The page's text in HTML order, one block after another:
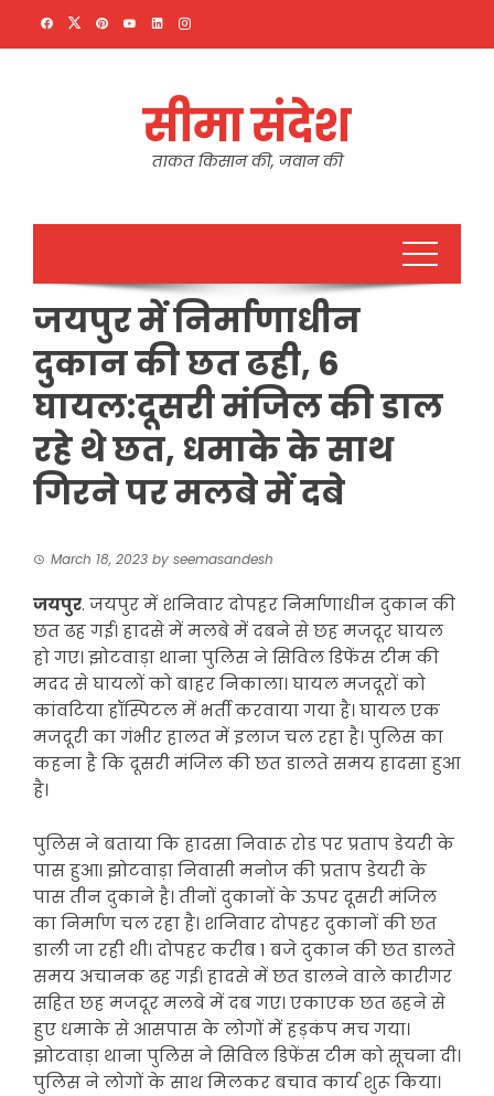
सीमा संदेश
ताकत किसान की, जवान की
जयपुर में निर्माणाधीन
दुकान की छत ढही, 6
घायल:दूसरी मंजिल की डाल
रहे थे छत, धमाके के साथ
गिरने पर मलबे में दबे
March 18, 2023 by seemasandesh
जयपुर. जयपुर में शनिवार दोपहर निर्माणाधीन दुकान की
छत ढह गई। हादसे में मलबे में दबने से छह मजदूर घायल
हो गए। झोटवाड़ा थाना पुलिस ने सिविल डिफेंस टीम की
मदद से घायलों को बाहर निकाला। घायल मजदूरों को
कांवटिया हॉस्पिटल में भर्ती करवाया गया है। घायल एक
मजदूरी का गंभीर हालत में इलाज चल रहा है। पुलिस का
कहना है कि दूसरी मंजिल की छत डालते समय हादसा हुआ
है।
पुलिस ने बताया कि हादसा निवारू रोड पर प्रताप डेयरी के
पास हुआ। झोटवाड़ा निवासी मनोज की प्रताप डेयरी के
पास तीन दुकाने है। तीनों दुकानों के ऊपर दूसरी मंजिल
का निर्माण चल रहा है। शनिवार दोपहर दुकानों की छत
डाली जा रही थी। दोपहर करीब 1 बजे दुकान की छत डालते
समय अचानक ढह गई। हादसे में छत डालने वाले कारीगर
सहित छह मजदूर मलबे में दब गए। एकाएक छत ढहने से
हुए धमाके से आसपास के लोगों में हड़कंप मच गया।
झोटवाड़ा थाना पुलिस ने सिविल डिफेंस टीम को सूचना दी।
पुलिस ने लोगों के साथ मिलकर बचाव कार्य शुरू किया।